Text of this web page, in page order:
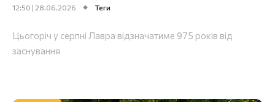
12:50 | 28.06.2026 Теги
Цьогоріч у серпні Лавра відзначатиме 975 років від
заснування